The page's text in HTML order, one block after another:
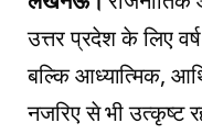
उत्तर प्रदेश के लिए
बल्कि आध्यात्मिक,
नजरिए से भी उत्कृष्ट